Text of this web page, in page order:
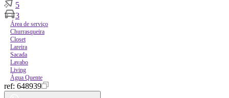
5
3
Área de serviço
Churrasqueira
Closet
Lareira
Sacada
Lavabo
Living
Água Quente
ref: 648939